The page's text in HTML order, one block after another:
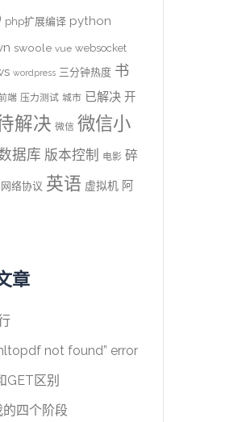
php扩展编译 python
swoole vue websocket
wordpress 三分钟热度 书
端 压力测试 城市 已解决 开
解决 微信 微信小
据库 版本控制 电影 碎
网络协议 英语 虚拟机 阿
章
not found” error
GET区别
四个阶段